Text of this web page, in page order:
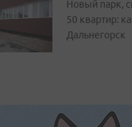
Новый парк,
50 квартир:
Дальнегорск